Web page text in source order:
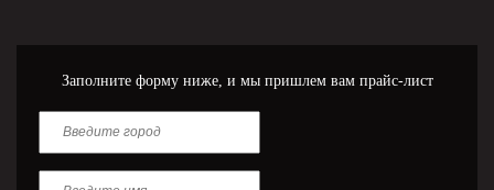
Заполните форму ниже, и мы пришлем вам прайс-лист